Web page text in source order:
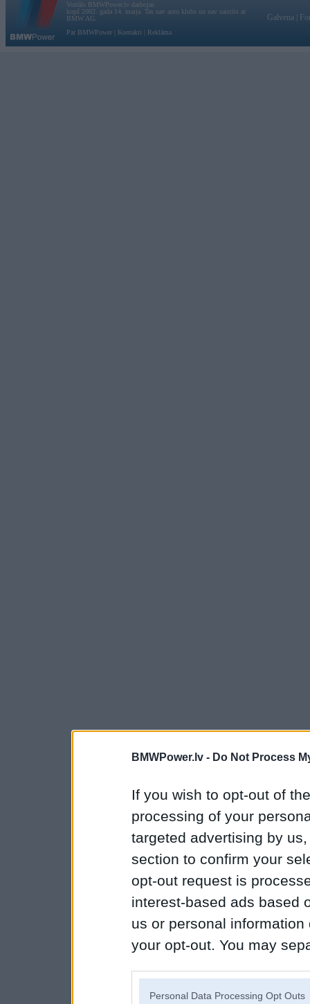
BMWPower.lv - Do Not Process
If you wish to opt-out of
processing of your
targeted advertising by
section to confirm your
opt-out request is
interest-based ads based
us or personal
your opt-out. You may
Personal Data Processing Opt Outs
Vortāls BMWPower.lv darbojas
kopš 2002. gada 14. maija. Tas nav auto klubs un nav saistīts ar
BMW AG.
Par BMWPower
Kontakti Reklāma
Galvena